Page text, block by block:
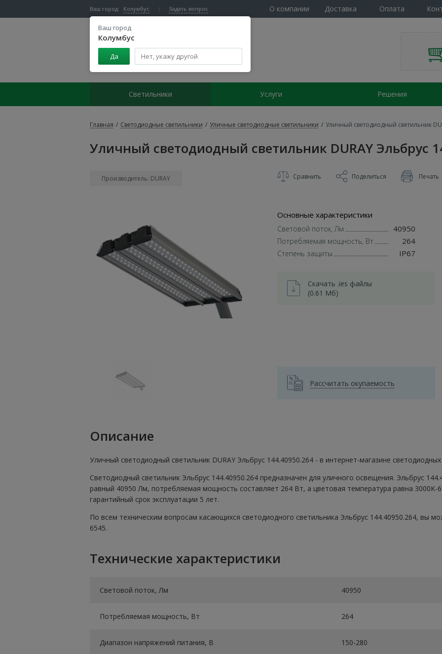
Ваш город: Колумбус
Ваш город
Колумбус
Да
Задать вопрос О компании Доставка Оплата
Центр светодиодного освещения
Светильники Услуги Решения
Главная / Светодиодные светильники / Уличные светодиодные светильники / Уличный светодиодный светильник
Уличный светодиодный светильник DURAY Эльбрус
Производитель: DURAY Сравнить Поделиться Печать
Основные характеристики
Световой поток, Лм 40950
Потребляемая мощность, Вт 264
Степень защиты IP67
Скачать .ies файлы
(0.61 Мб)
Рассчитать окупаемость
Описание
Уличный светодиодный светильник DURAY Эльбрус 144.40950.264 - в интернет-магазине
Светодиодный светильник Эльбрус 144.40950.264 предназначен для уличного освещения. Эльбрус
равный 40950 Лм, потребляемая мощность составляет 264 Вт, а цветовая температура равна 3000K-
гарантийный срок эксплуатации 5 лет.
По всем техническим вопросам касающихся светодиодного светильника Эльбрус 144.40950.264, вы
6545.
Технические характеристики
Световой поток, Лм 40950
Потребляемая мощность, Вт 264
Диапазон напряжений питания, В 150-280